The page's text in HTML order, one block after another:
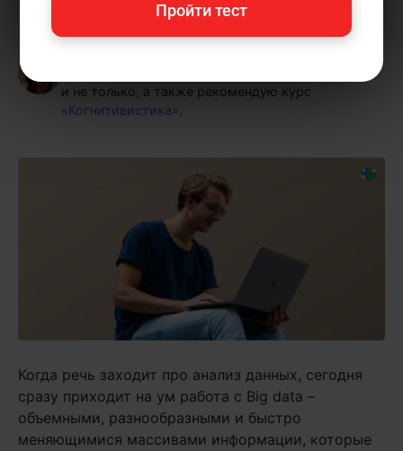
Ольга Обломова— автор статей и курсов
и не только, а также рекомендую курс
«Когнитивистика»
Когда речь заходит про анализ данных, сегодня
сразу приходит на ум работа с Big data –
объемными, разнообразными и быстро
меняющимися массивами информации, которые
Пройти тест